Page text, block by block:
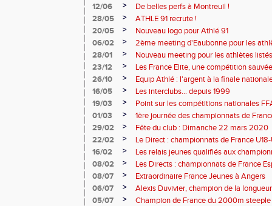
12/06
>
De belles perfs à Montreuil !
28/05
>
ATHLE 91 recrute !
20/05
>
Nouveau logo pour Athlé 91
06/02
>
2ème meeting d'Eaubonne pour les
28/01
>
Nouveau meeting pour les athlètes listés
23/12
>
Les France Elite, une compétition
26/10
>
Equip Athlé : l'argent à la finale
16/05
>
Les interclubs... depuis 1999
19/03
>
Point sur les compétitions nationales
01/03
>
1ère journée des championnats de
29/02
>
Fête du club : Dimanche 22 mars 2020
22/02
>
Le Direct : championnats de France
16/02
>
Les relais jeunes qualifiés aux
08/02
>
Les Directs : championnats de France
08/07
>
Extraordinaire France Jeunes à Angers
06/07
>
Alexis Duvivier, champion de la
05/07
>
Champion de France du 2000m steeple